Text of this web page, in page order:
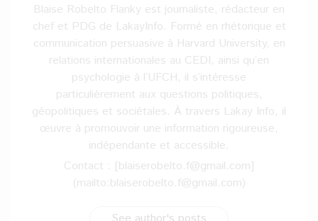
Blaise Robelto Flanky est journaliste, rédacteur en
chef et PDG de LakayInfo. Formé en rhétorique et
communication persuasive à Harvard University, en
relations internationales au CEDI, ainsi qu’en
psychologie à l’UFCH, il s’intéresse
particulièrement aux questions politiques,
géopolitiques et sociétales. À travers Lakay Info, il
œuvre à promouvoir une information rigoureuse,
indépendante et accessible.
Contact : [blaiserobelto.f@gmail.com]
(mailto:blaiserobelto.f@gmail.com)